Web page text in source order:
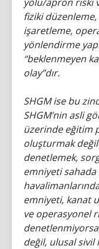
fiziki
işaretleme,
yönlendirme
“beklenmeyen
olay”dır.
SHGM ise bu
SHGM’nin asli
üzerinde eğitim
oluşturmak
denetlemek,
emniyeti sahada
emniyeti, kanat
ve operasyonel
değil, ulusal sivil